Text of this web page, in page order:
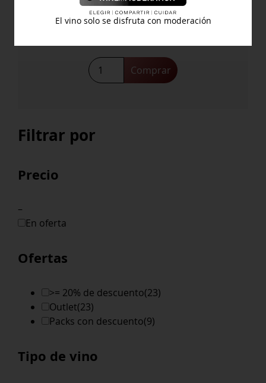
Bodegas Arzuaga Navarro
274,10€
Comprar
Filtrar por
Precio
–
En oferta
Ofertas
>= 20% de descuento(23)
Outlet(23)
Packs con descuento(9)
Tipo de vino
El vino solo se disfruta con moderación